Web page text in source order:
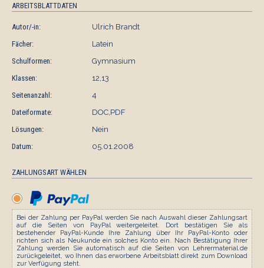
ARBEITSBLATTDATEN
Autor/-in:
Ulrich Brandt
Fächer:
Latein
Schulformen:
Gymnasium
Klassen:
12,13
Seitenanzahl:
4
Dateiformate:
DOC,PDF
Lösungen:
Nein
Datum:
05.01.2008
ZAHLUNGSART WÄHLEN
Bei der Zahlung per PayPal werden Sie nach Auswahl dieser Zahlungsart
auf die Seiten von PayPal weitergeleitet. Dort bestätigen Sie als
bestehender PayPal-Kunde Ihre Zahlung über Ihr PayPal-Konto oder
richten sich als Neukunde ein solches Konto ein. Nach Bestätigung Ihrer
Zahlung werden Sie automatisch auf die Seiten von Lehrermaterial.de
zurückgeleitet, wo Ihnen das erworbene Arbeitsblatt direkt zum Download
zur Verfügung steht.